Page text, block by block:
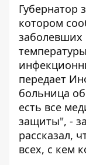
Губернатор
котором
заболевших
передает
больница
есть все
защиты", -
рассказал,
всех, с кем